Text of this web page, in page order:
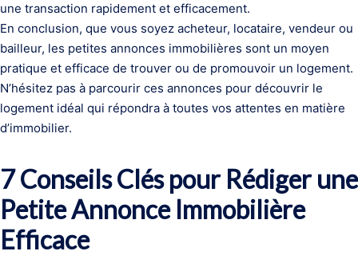
une transaction rapidement et efficacement.
En conclusion, que vous soyez acheteur, locataire, vendeur ou
bailleur, les petites annonces immobilières sont un moyen
pratique et efficace de trouver ou de promouvoir un logement.
N’hésitez pas à parcourir ces annonces pour découvrir le
logement idéal qui répondra à toutes vos attentes en matière
d’immobilier.
7 Conseils Clés pour Rédiger une
Petite Annonce Immobilière
Efficace